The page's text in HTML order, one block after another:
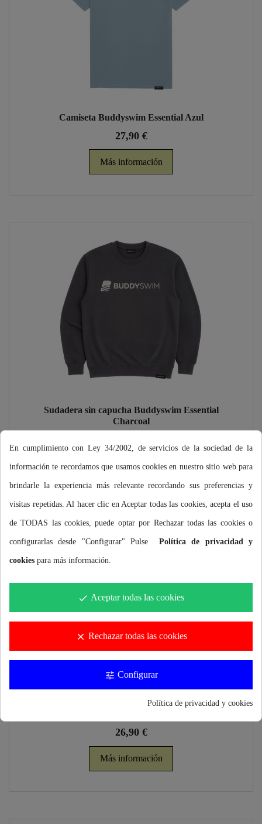
Camiseta Buddyswim Essential Azul
27,90 €
Más información
Sudadera sin capucha Buddyswim Essential
Charcoal
Más información
26,90 €
Más información
En cumplimiento con Ley 34/2002, de servicios de la sociedad de la
información te recordamos que usamos cookies en nuestro sitio web para
brindarle la experiencia más relevante recordando sus preferencias y
visitas repetidas. Al hacer clic en Aceptar todas las cookies, acepta el uso
de TODAS las cookies, puede optar por Rechazar todas las cookies o
configurarlas desde "Configurar" Pulse Política de privacidad y
cookies para más información.
done Aceptar todas las cookies
clear Rechazar todas las cookies
tune Configurar
Política de privacidad y cookies